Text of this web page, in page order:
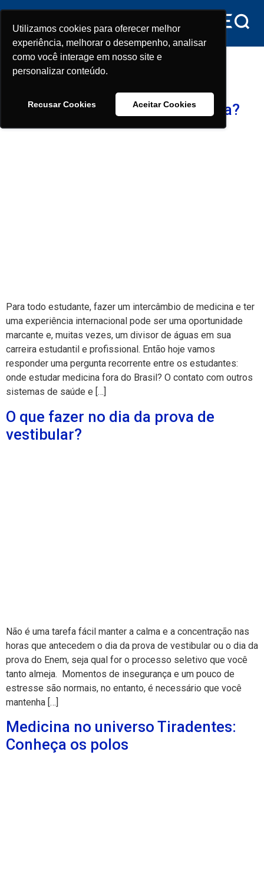
Utilizamos cookies para oferecer melhor
experiência, melhorar o desempenho, analisar
como você interage em nosso site e
personalizar conteúdo.
Recusar Cookies Aceitar Cookies
Utilizamos cookies para oferecer melhor
experiência, melhorar o desempenho, analisar
como você interage em nosso site e
personalizar conteúdo.
Recusar Cookies Aceitar Cookies
conteúdo
Tag:fits
É possível fazer intercâmbio
durante a faculdade de medicina?
Para todo estudante, fazer um intercâmbio de medicina e ter
uma experiência internacional pode ser uma oportunidade
marcante e, muitas vezes, um divisor de águas em sua
carreira estudantil e profissional. Então hoje vamos
responder uma pergunta recorrente entre os estudantes:
onde estudar medicina fora do Brasil? O contato com outros
sistemas de saúde e […]
O que fazer no dia da prova de
vestibular?
Não é uma tarefa fácil manter a calma e a concentração nas
horas que antecedem o dia da prova de vestibular ou o dia da
prova do Enem, seja qual for o processo seletivo que você
tanto almeja. Momentos de insegurança e um pouco de
estresse são normais, no entanto, é necessário que você
mantenha […]
Medicina no universo Tiradentes:
Conheça os polos